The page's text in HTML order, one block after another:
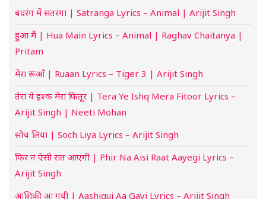
बदरंग में सतरंगा | Satranga Lyrics – Animal | Arijit Singh
हुआ मैं | Hua Main Lyrics – Animal | Raghav Chaitanya |
Pritam
मेरा रूआँ | Ruaan Lyrics – Tiger 3 | Arijit Singh
तेरा ये इश्क मेरा फितूर | Tera Ye Ishq Mera Fitoor Lyrics –
Arijit Singh | Neeti Mohan
सोच लिया | Soch Liya Lyrics – Arijit Singh
फिर न ऐसी रात आएगी | Phir Na Aisi Raat Aayegi Lyrics –
Arijit Singh
आशिकी आ गयी | Aashiqui Aa Gayi Lyrics – Arijit Singh